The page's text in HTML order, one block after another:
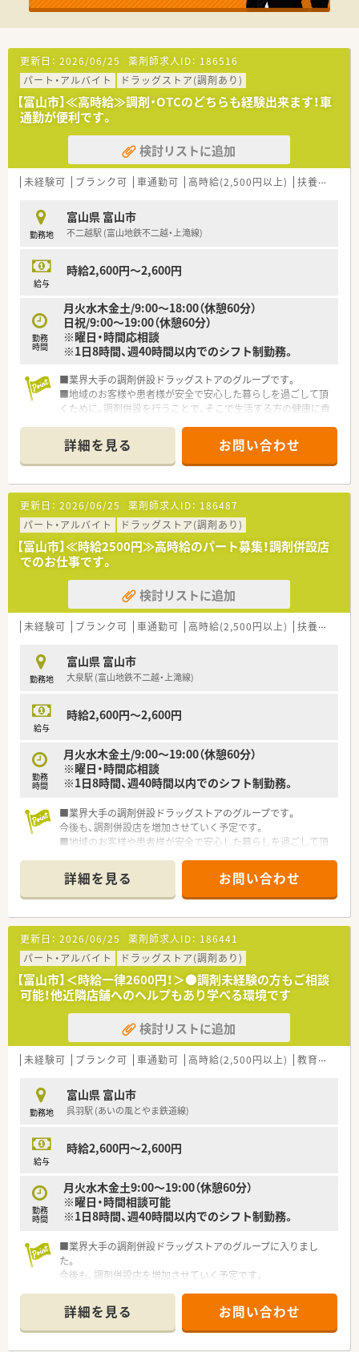
更新日： 2026/06/25 薬剤師求人ID： 186516
パート・アルバイト
ドラッグストア(調剤あり)
【富山市】≪高時給≫調剤・OTCのどちらも経験出来ます！車
通勤が便利です。
検討リストに追加
未経験可 ブランク可 車通勤可 高時給(2,500円以上) 扶養内勤務OK
勤務地
富山県 富山市
不二越駅 (富山地鉄不二越・上滝線)
給与
時給2,600円～2,600円
勤務
時間
月火水木金土/9:00～18:00（休憩60分）
日祝/9:00～19:00（休憩60分）
※曜日・時間応相談
※1日8時間、週40時間以内でのシフト制勤務。
■業界大手の調剤併設ドラッグストアのグループです。
■地域のお客様や患者様が安全で安心した暮らしを過ごして頂
くために、調剤併設を行うことで、そこで生活する方の健康に貢
■社内研修、各種外部研修、管理職研修、Ｅラーニング研修、薬剤
師として確実にスキルアップできる教育プログラムがありま
す。
詳細を見る お問い合わせ
更新日： 2026/06/25 薬剤師求人ID： 186487
パート・アルバイト
ドラッグストア(調剤あり)
【富山市】≪時給2500円≫高時給のパート募集！調剤併設店
でのお仕事です。
検討リストに追加
未経験可 ブランク可 車通勤可 高時給(2,500円以上) 扶養内勤務OK
勤務地
富山県 富山市
大泉駅 (富山地鉄不二越・上滝線)
給与
時給2,600円～2,600円
勤務
時間
月火水木金土/9:00～19:00（休憩60分）
※曜日・時間応相談
※1日8時間、週40時間以内でのシフト制勤務。
■業界大手の調剤併設ドラッグストアのグループです。
今後も、調剤併設店を増加させていく予定です。
■地域のお客様や患者様が安全で安心した暮らしを過ごして頂
献します。
詳細を見る お問い合わせ
更新日： 2026/06/25 薬剤師求人ID： 186441
パート・アルバイト
ドラッグストア(調剤あり)
【富山市】＜時給一律2600円！＞●調剤未経験の方もご相談
可能！他近隣店舗へのヘルプもあり学べる環境です
検討リストに追加
未経験可 ブランク可 車通勤可 高時給(2,500円以上) 教育制度あり
勤務地
富山県 富山市
呉羽駅 (あいの風とやま鉄道線)
給与
時給2,600円～2,600円
勤務
時間
月火水木金土9:00～19:00（休憩60分）
※曜日・時間相談可能
※1日8時間、週40時間以内でのシフト制勤務。
■業界大手の調剤併設ドラッグストアのグループに入りまし
た。
今後も、調剤併設店を増加させていく予定です。
くために、調剤併設を行うことで、そこで生活する方の健康に貢
献します。
■社内研修、各種外部研修、管理職研修、Ｅラーニング研修、薬剤
師として確実にスキルアップできる教育プログラムがありま
詳細を見る お問い合わせ